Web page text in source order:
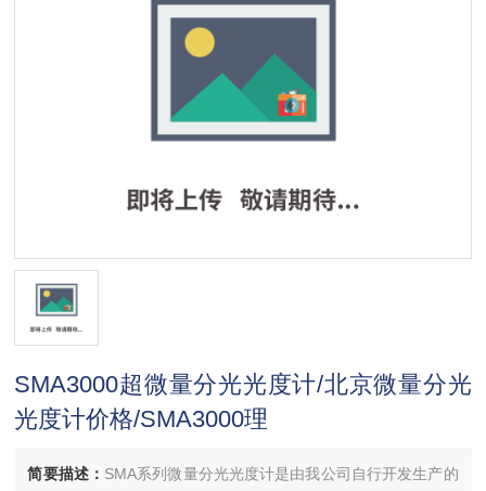
SMA3000超微量分光光度计/北京微量分光
光度计价格/SMA3000理
简要描述： SMA系列微量分光光度计是由我公司自行开发生产的